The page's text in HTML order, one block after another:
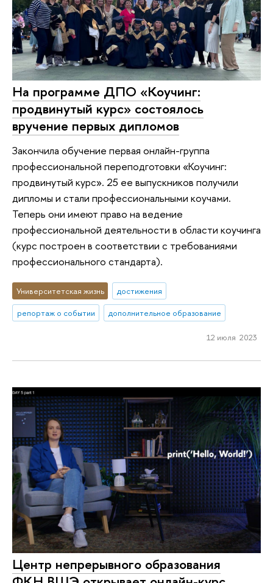
На программе ДПО «Коучинг:
продвинутый курс» состоялось
вручение первых дипломов
Закончила обучение первая онлайн-группа
профессиональной переподготовки «Коучинг:
продвинутый курс». 25 ее выпускников получили
дипломы и стали профессиональными коучами.
Теперь они имеют право на ведение
профессиональной деятельности в области коучинга
(курс построен в соответствии с требованиями
профессионального стандарта).
Университетская жизнь
достижения
репортаж о событии
дополнительное образование
12 июля 2023
Центр непрерывного образования